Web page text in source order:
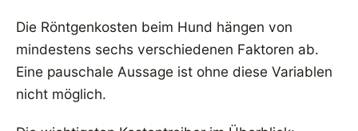
Die Röntgenkosten beim Hund hängen von
mindestens sechs verschiedenen Faktoren ab.
Eine pauschale Aussage ist ohne diese Variablen
nicht möglich.